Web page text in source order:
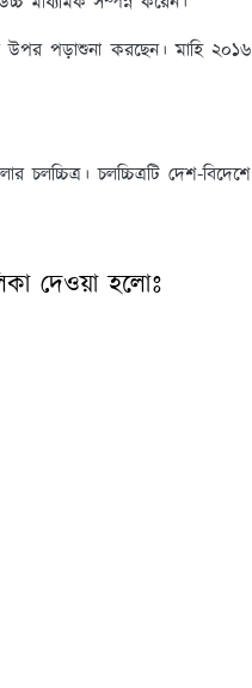
উপর পড়াশুনা করছেন। মাহি ২০১৬
চলচ্চিত্র। চলচ্চিত্রটি দেশ-বিদেশে
দেওয়া হলোঃ